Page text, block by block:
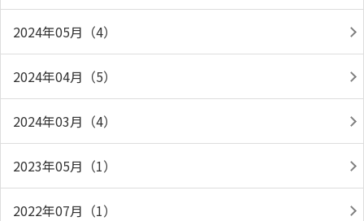
2024年05月（4）
2024年04月（5）
2024年03月（4）
2023年05月（1）
2022年07月（1）